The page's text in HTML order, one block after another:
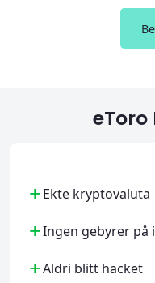
eToro
+Ekte kryptovaluta
+Ingen gebyrer på
+Aldri blitt hacket